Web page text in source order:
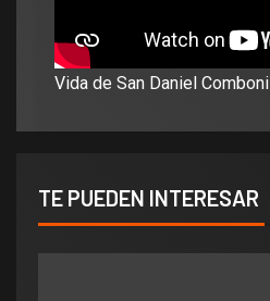
Vida de San Daniel Comboni
TE PUEDEN INTERESAR